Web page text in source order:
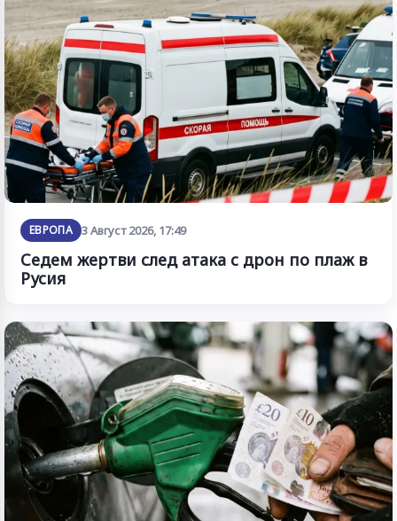
ЕВРОПА 3 Август 2026, 17:49
Седем жертви след атака с дрон по плаж в
Русия